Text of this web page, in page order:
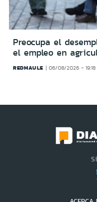
Preocupa el
el empleo en
REDMAULE 06/08/2026 - 19:18